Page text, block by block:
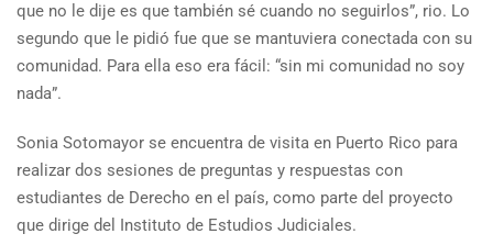
que no le dije es que también sé cuando no seguirlos”, rio. Lo
segundo que le pidió fue que se mantuviera conectada con su
comunidad. Para ella eso era fácil: “sin mi comunidad no soy
nada”.
Sonia Sotomayor se encuentra de visita en Puerto Rico para
realizar dos sesiones de preguntas y respuestas con
estudiantes de Derecho en el país, como parte del proyecto
que dirige del Instituto de Estudios Judiciales.